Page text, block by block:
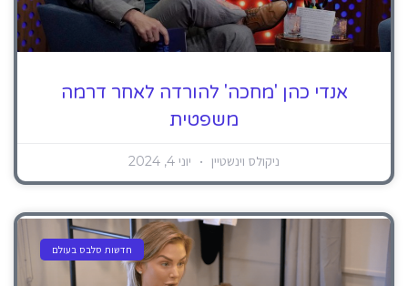
אנדי כהן 'מחכה' להורדה לאחר דרמה
משפטית
ניקולס וינשטיין יוני 4, 2024
חדשות סלבס בעולם